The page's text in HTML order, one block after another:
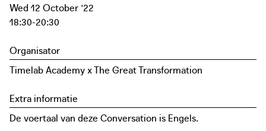
Wed 12 October '22
18:30-20:30
Organisator
Timelab Academy x The Great Transformation
Extra informatie
De voertaal van deze Conversation is Engels.